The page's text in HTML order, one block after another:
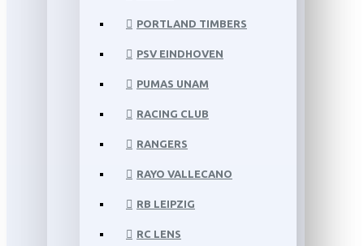
PORTLAND TIMBERS
PSV EINDHOVEN
PUMAS UNAM
RACING CLUB
RANGERS
RAYO VALLECANO
RB LEIPZIG
RC LENS